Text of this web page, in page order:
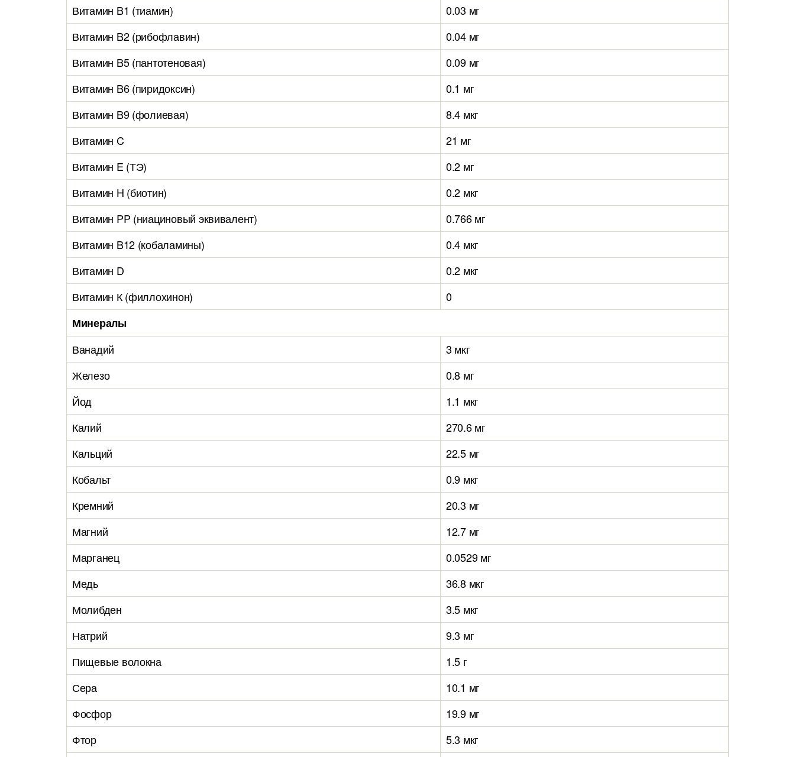
Витамин B1 (тиамин)
0.03 мг
Витамин B2 (рибофлавин)
0.04 мг
Витамин B5 (пантотеновая)
0.09 мг
Витамин B6 (пиридоксин)
0.1 мг
Витамин B9 (фолиевая)
8.4 мкг
Витамин C
21 мг
Витамин E (ТЭ)
0.2 мг
Витамин H (биотин)
0.2 мкг
Витамин PP (ниациновый эквивалент)
0.766 мг
Витамин B12 (кобаламины)
0.4 мкг
Витамин D
0.2 мкг
Витамин К (филлохинон)
0
Минералы
Ванадий
3 мкг
Железо
0.8 мг
Йод
1.1 мкг
Калий
270.6 мг
Кальций
22.5 мг
Кобальт
0.9 мкг
Кремний
20.3 мг
Магний
12.7 мг
Марганец
0.0529 мг
Медь
36.8 мкг
Молибден
3.5 мкг
Натрий
9.3 мг
Пищевые волокна
1.5 г
Сера
10.1 мг
Фосфор
19.9 мг
Фтор
5.3 мкг